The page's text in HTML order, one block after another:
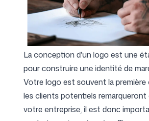
Tarifs
Centre d'aide
La conception d'un logo est une
pour construire une identité de
Votre logo est souvent la première
les clients potentiels remarqueront
votre entreprise, il est donc